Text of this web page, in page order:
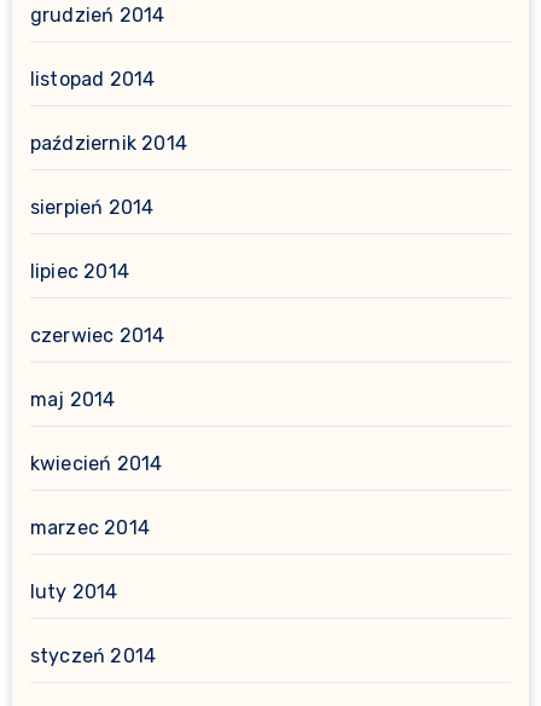
grudzień 2014
listopad 2014
październik 2014
sierpień 2014
lipiec 2014
czerwiec 2014
maj 2014
kwiecień 2014
marzec 2014
luty 2014
styczeń 2014